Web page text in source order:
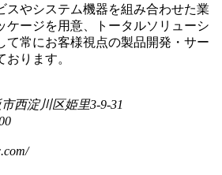
スやシステム機器を組み合わせた業
ケージを用意、トータルソリューシ
て常にお客様視点の製品開発・サー
おります。
西淀川区姫里3-9-31